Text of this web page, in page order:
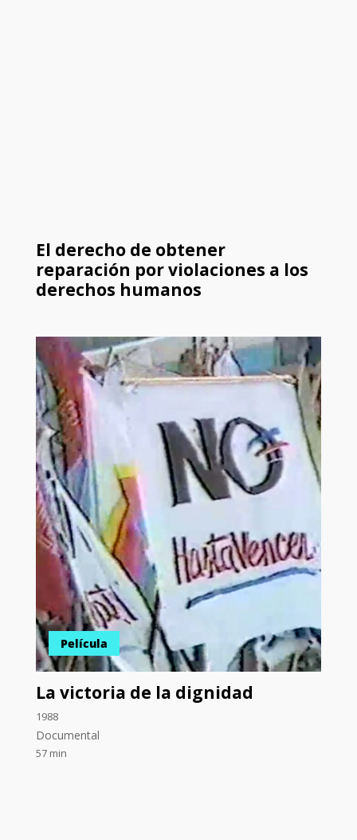
El derecho de obtener
reparación por violaciones a los
derechos humanos
Película
La victoria de la dignidad
1988
Documental
57 min